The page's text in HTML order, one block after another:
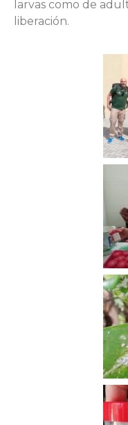
larvas como de
liberación.